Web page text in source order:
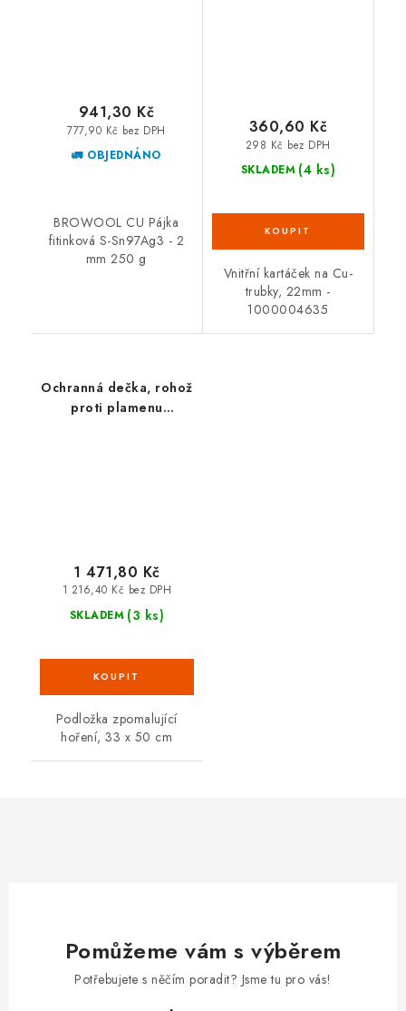
🚛 OBJEDNÁNO
777,90 Kč bez DPH
941,30 Kč
BROWOOL CU Pájka
fitinková S-Sn97Ag3 - 2
mm 250 g
SKLADEM (4 ks)
298 Kč bez DPH
360,60 Kč
Vnitřní kartáček na Cu-
trubky, 22mm -
1000004635
Ochranná dečka, rohož
proti plamenu
SKLADEM (3 ks)
1 216,40 Kč bez DPH
1 471,80 Kč
Podložka zpomalující
hoření, 33 x 50 cm
Pomůžeme vám s výběrem
Potřebujete s něčím poradit? Jsme tu pro vás!